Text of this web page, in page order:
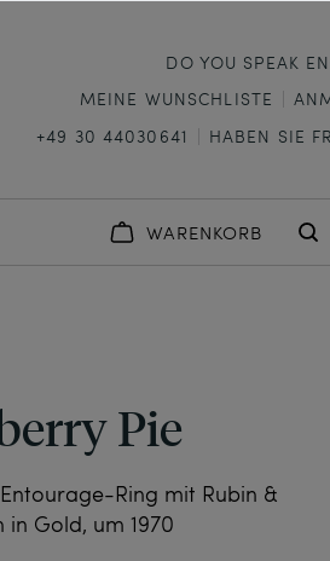
DO YOU SPEAK
MEINE WUNSCHLISTE
+49 30 44030641
HABEN SIE
WARENKORB
Pie
Ring mit Rubin &
Gold, um 1970